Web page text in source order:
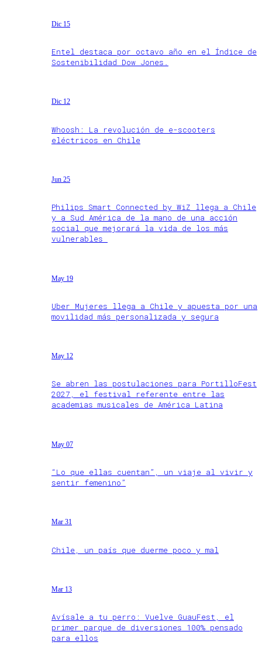
Dic 15
Entel destaca por octavo año en el Índice de
Sostenibilidad Dow Jones.
Dic 12
Whoosh: La revolución de e-scooters
eléctricos en Chile
Jun 25
Philips Smart Connected by WiZ llega a Chile
y a Sud América de la mano de una acción
social que mejorará la vida de los más
vulnerables
May 19
Uber Mujeres llega a Chile y apuesta por una
movilidad más personalizada y segura
May 12
Se abren las postulaciones para PortilloFest
2027, el festival referente entre las
academias musicales de América Latina
May 07
“Lo que ellas cuentan”, un viaje al vivir y
sentir femenino”
Mar 31
Chile, un país que duerme poco y mal
Mar 13
Avísale a tu perro: Vuelve GuauFest, el
primer parque de diversiones 100% pensado
para ellos